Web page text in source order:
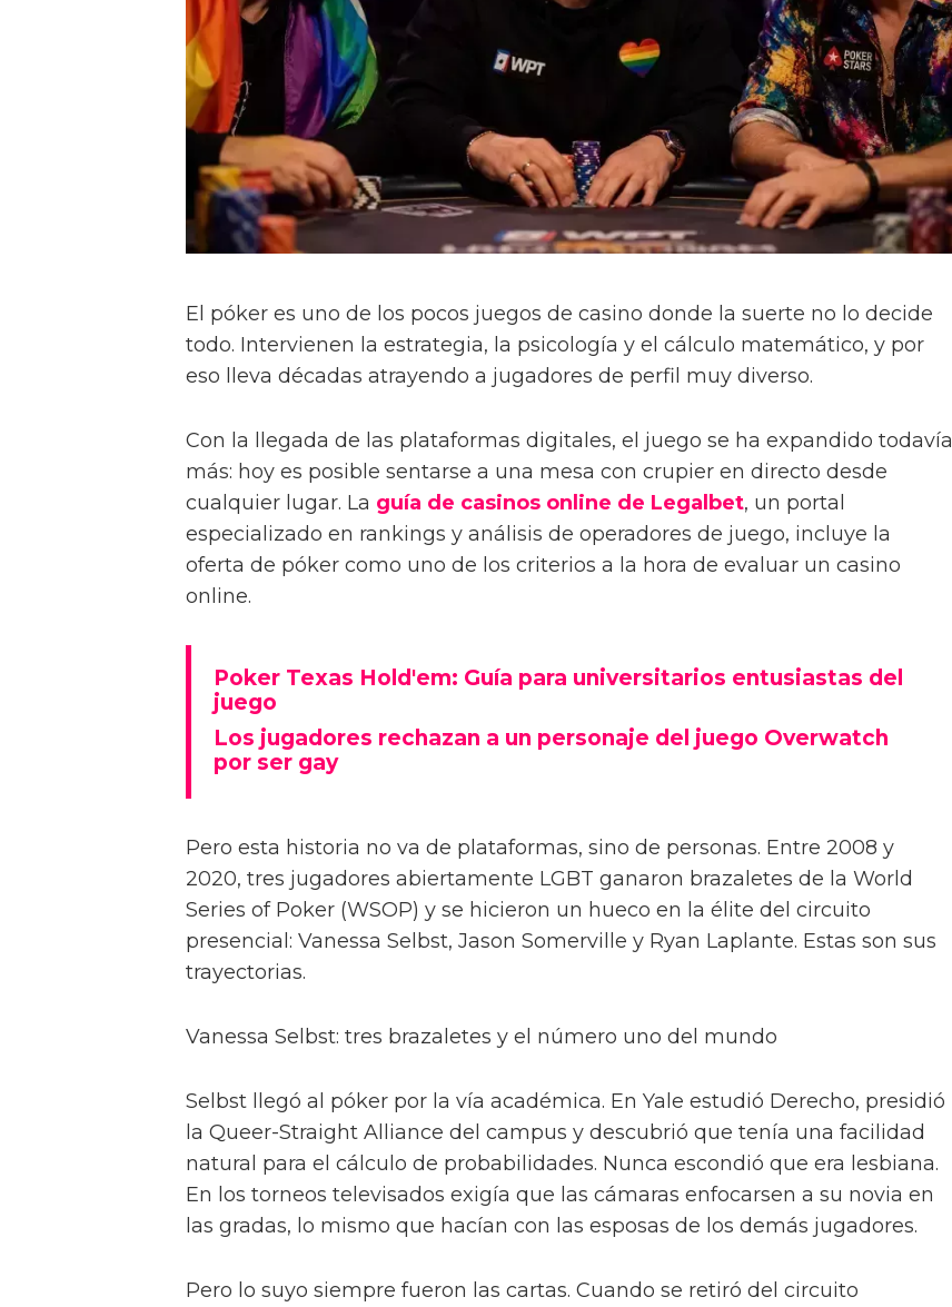
El póker es uno de los pocos juegos de casino donde la suerte no lo decide
todo. Intervienen la estrategia, la psicología y el cálculo matemático, y por
eso lleva décadas atrayendo a jugadores de perfil muy diverso.
Con la llegada de las plataformas digitales, el juego se ha expandido todavía
más: hoy es posible sentarse a una mesa con crupier en directo desde
cualquier lugar. La guía de casinos online de Legalbet, un portal
especializado en rankings y análisis de operadores de juego, incluye la
oferta de póker como uno de los criterios a la hora de evaluar un casino
online.
Poker Texas Hold'em: Guía para universitarios entusiastas del
juego
Los jugadores rechazan a un personaje del juego Overwatch
por ser gay
Pero esta historia no va de plataformas, sino de personas. Entre 2008 y
2020, tres jugadores abiertamente LGBT ganaron brazaletes de la World
Series of Poker (WSOP) y se hicieron un hueco en la élite del circuito
presencial: Vanessa Selbst, Jason Somerville y Ryan Laplante. Estas son sus
trayectorias.
Vanessa Selbst: tres brazaletes y el número uno del mundo
Selbst llegó al póker por la vía académica. En Yale estudió Derecho, presidió
la Queer-Straight Alliance del campus y descubrió que tenía una facilidad
natural para el cálculo de probabilidades. Nunca escondió que era lesbiana.
En los torneos televisados exigía que las cámaras enfocarsen a su novia en
las gradas, lo mismo que hacían con las esposas de los demás jugadores.
Pero lo suyo siempre fueron las cartas. Cuando se retiró del circuito